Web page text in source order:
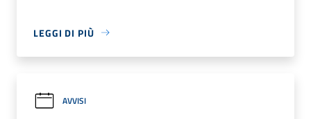
LEGGI DI PIÙ
AVVISI